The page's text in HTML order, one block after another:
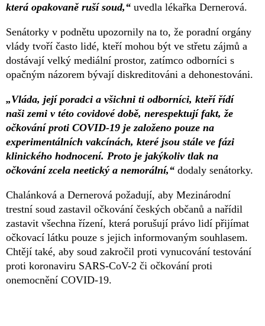
která opakovaně ruší soud,“ uvedla lékařka Dernerová.
Senátorky v podnětu upozornily na to, že poradní orgány
vlády tvoří často lidé, kteří mohou být ve střetu zájmů a
dostávají velký mediální prostor, zatímco odborníci s
opačným názorem bývají diskreditováni a dehonestováni.
„Vláda, její poradci a všichni ti odborníci, kteří řídí
naši zemi v této covidové době, nerespektují fakt, že
očkování proti COVID-19 je založeno pouze na
experimentálních vakcínách, které jsou stále ve fázi
klinického hodnocení. Proto je jakýkoliv tlak na
očkování zcela neetický a nemorální,“ dodaly senátorky.
Chalánková a Dernerová požadují, aby Mezinárodní
trestní soud zastavil očkování českých občanů a nařídil
zastavit všechna řízení, která porušují právo lidí přijímat
očkovací látku pouze s jejich informovaným souhlasem.
Chtějí také, aby soud zakročil proti vynucování testování
proti koronaviru SARS-CoV-2 či očkování proti
onemocnění COVID-19.